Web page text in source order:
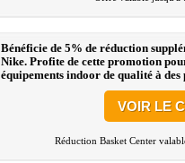
Bénéficie de 5% de réduction
Nike. Profite de cette promotion
équipements indoor de qualité à
VOIR LE
Réduction Basket Center